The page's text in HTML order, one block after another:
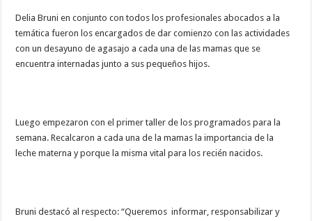
Delia Bruni en conjunto con todos los profesionales abocados a la
temática fueron los encargados de dar comienzo con las actividades
con un desayuno de agasajo a cada una de las mamas que se
encuentra internadas junto a sus pequeños hijos.
Luego empezaron con el primer taller de los programados para la
semana. Recalcaron a cada una de la mamas la importancia de la
leche materna y porque la misma vital para los recién nacidos.
Bruni destacó al respecto: “Queremos informar, responsabilizar y